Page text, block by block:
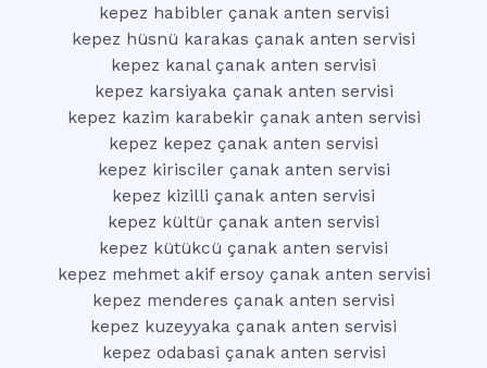
kepez habibler çanak anten servisi
kepez hüsnü karakas çanak anten servisi
kepez kanal çanak anten servisi
kepez karsiyaka çanak anten servisi
kepez kazim karabekir çanak anten servisi
kepez kepez çanak anten servisi
kepez kirisciler çanak anten servisi
kepez kizilli çanak anten servisi
kepez kültür çanak anten servisi
kepez kütükcü çanak anten servisi
kepez mehmet akif ersoy çanak anten servisi
kepez menderes çanak anten servisi
kepez kuzeyyaka çanak anten servisi
kepez odabasi çanak anten servisi